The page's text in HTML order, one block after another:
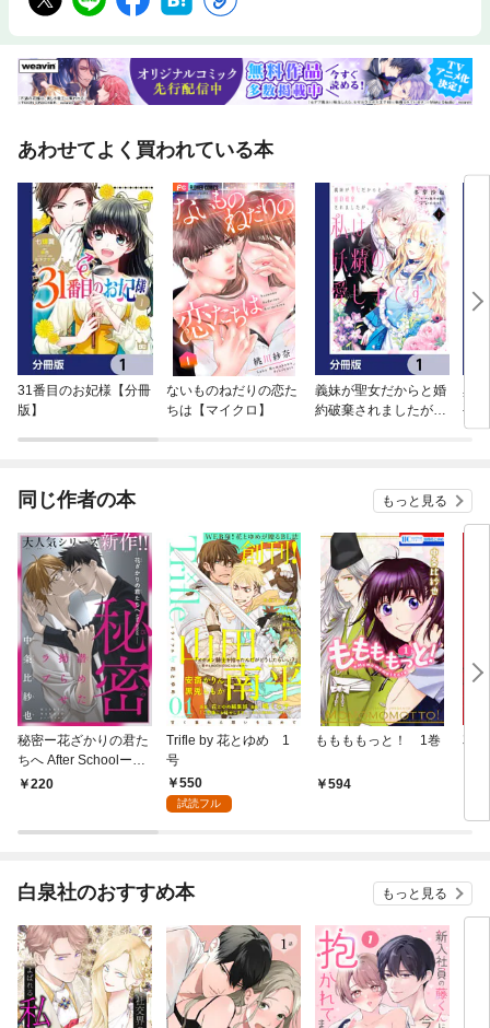
あわせてよく買われている本
31番目のお妃様【分冊
版】
ないものねだりの恋た
ちは【マイクロ】
義妹が聖女だからと婚
約破棄されましたが、
異
手
界
同じ作者の本 もっと見る
秘密ー花ざかりの君た
ちへ After Schoolー
［1話売り］ story01
220
Trifle by 花とゆめ 1
号
550
試読フル
ももももっと！ 1巻
594
花
白泉社のおすすめ本 もっと見る